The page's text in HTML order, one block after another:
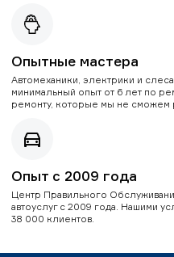
Опытные мастера
Автомеханики, электрики и
минимальный опыт от 6 лет по
ремонту, которые мы не сможем
Опыт с 2009 года
Центр Правильного
автоуслуг с 2009 года. Нашими
38 000 клиентов.